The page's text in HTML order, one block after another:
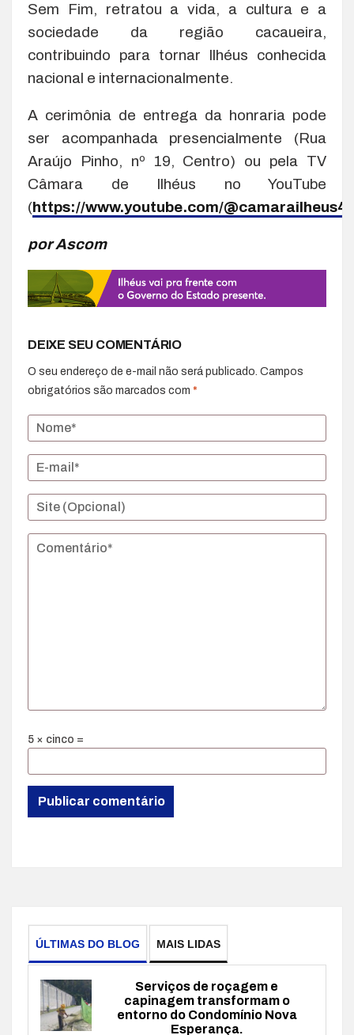
Sem Fim, retratou a vida, a cultura e a
sociedade da região cacaueira,
contribuindo para tornar Ilhéus conhecida
nacional e internacionalmente.
A cerimônia de entrega da honraria pode
ser acompanhada presencialmente (Rua
Araújo Pinho, nº 19, Centro) ou pela TV
Câmara de Ilhéus no YouTube
(https://www.youtube.com/
por Ascom
DEIXE SEU COMENTÁRIO
O seu endereço de e-mail não será publicado. Campos
obrigatórios são marcados com *
5 × cinco =
ÚLTIMAS DO BLOG MAIS LIDAS
Serviços de roçagem e
capinagem transformam o
entorno do Condomínio Nova
Esperança.